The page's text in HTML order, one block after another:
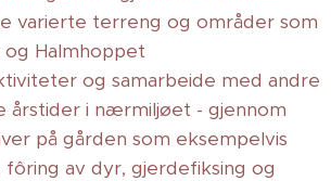
varierte terreng og områder som
Halmhoppet
og samarbeide med andre
årstider i nærmiljøet - gjennom
på gården som eksempelvis
fôring av dyr, gjerdefiksing og